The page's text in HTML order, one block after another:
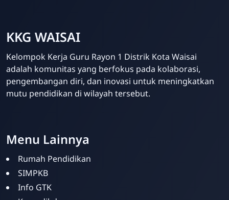
KKG WAISAI
Kelompok Kerja Guru Rayon 1 Distrik Kota Waisai
adalah komunitas yang berfokus pada kolaborasi,
pengembangan diri, dan inovasi untuk meningkatkan
mutu pendidikan di wilayah tersebut.
Menu Lainnya
Rumah Pendidikan
SIMPKB
Info GTK